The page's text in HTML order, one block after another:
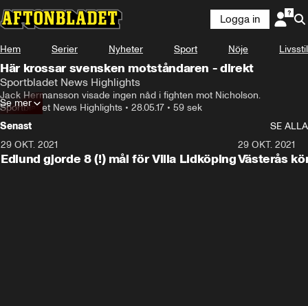
Logga in
Hem Serier Nyheter Sport Nöje Livsstil
Här krossar svensken motståndaren - direkt
Sportbladet News Highlights
Jack Hermansson visade ingen nåd i fighten mot Nicholson.
Sportbladet News Highlights • 28.05.17 • 59 sek
Se mer
Senast
SE ALLA
29 OKT. 2021
Edlund gjorde 8 (!) mål för Villa Lidköping
29 OKT. 2021
Västerås